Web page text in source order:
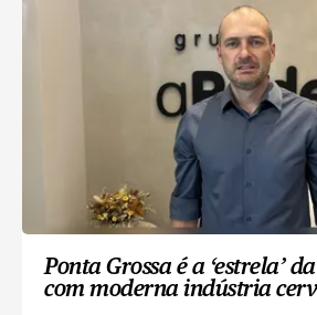
Ponta Grossa é a ‘estrela’
com moderna indústria